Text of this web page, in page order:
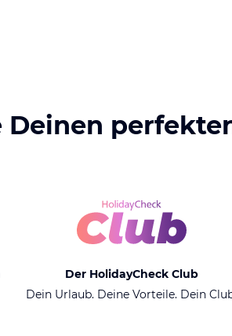
Deinen
Der HolidayCheck Club
Dein Urlaub. Deine Vorteile. Dein